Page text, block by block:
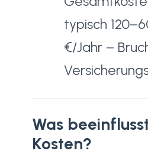
typisch
€/Jahr –
Was
Kosten?